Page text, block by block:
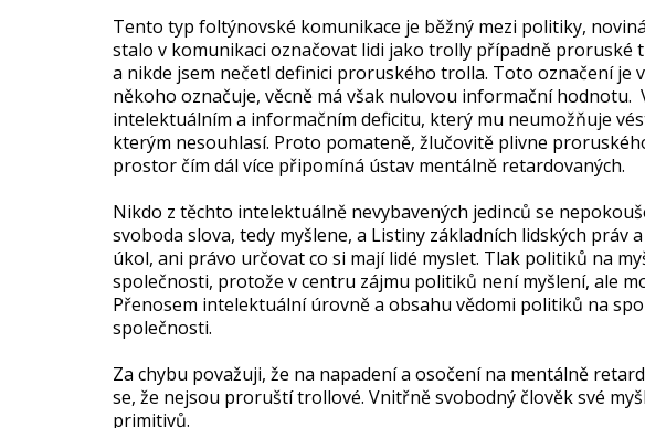
Tento typ foltýnovské komunikace je běžný mezi politiky,
stalo v komunikaci označovat lidi jako trolly případně proruské
a nikde jsem nečetl definici proruského trolla. Toto označení je
někoho označuje, věcně má však nulovou informační hodnotu.
intelektuálním a informačním deficitu, který mu neumožňuje
kterým nesouhlasí. Proto pomateně, žlučovitě plivne
prostor čím dál více připomíná ústav mentálně retardovaných.
Nikdo z těchto intelektuálně nevybavených jedinců se
svoboda slova, tedy myšlene, a Listiny základních lidských práv
úkol, ani právo určovat co si mají lidé myslet. Tlak politiků na
společnosti, protože v centru zájmu politiků není myšlení, ale
Přenosem intelektuální úrovně a obsahu vědomi politiků na
společnosti.
Za chybu považuji, že na napadení a osočení na mentálně
se, že nejsou proruští trollové. Vnitřně svobodný člověk své
primitivů.